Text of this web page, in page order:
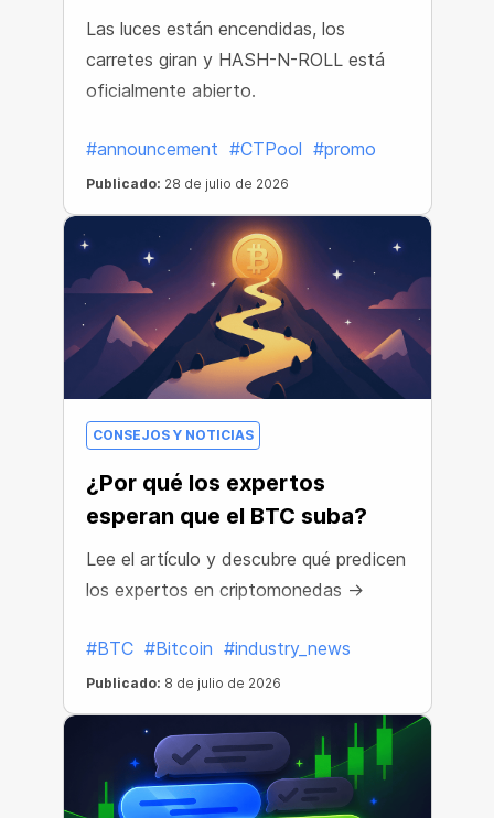
Las luces están encendidas, los
carretes giran y HASH-N-ROLL está
oficialmente abierto.
#announcement #CTPool #promo
Publicado: 28 de julio de 2026
CONSEJOS Y NOTICIAS
¿Por qué los expertos
esperan que el BTC suba?
Lee el artículo y descubre qué predicen
los expertos en criptomonedas →
#BTC #Bitcoin #industry_news
Publicado: 8 de julio de 2026